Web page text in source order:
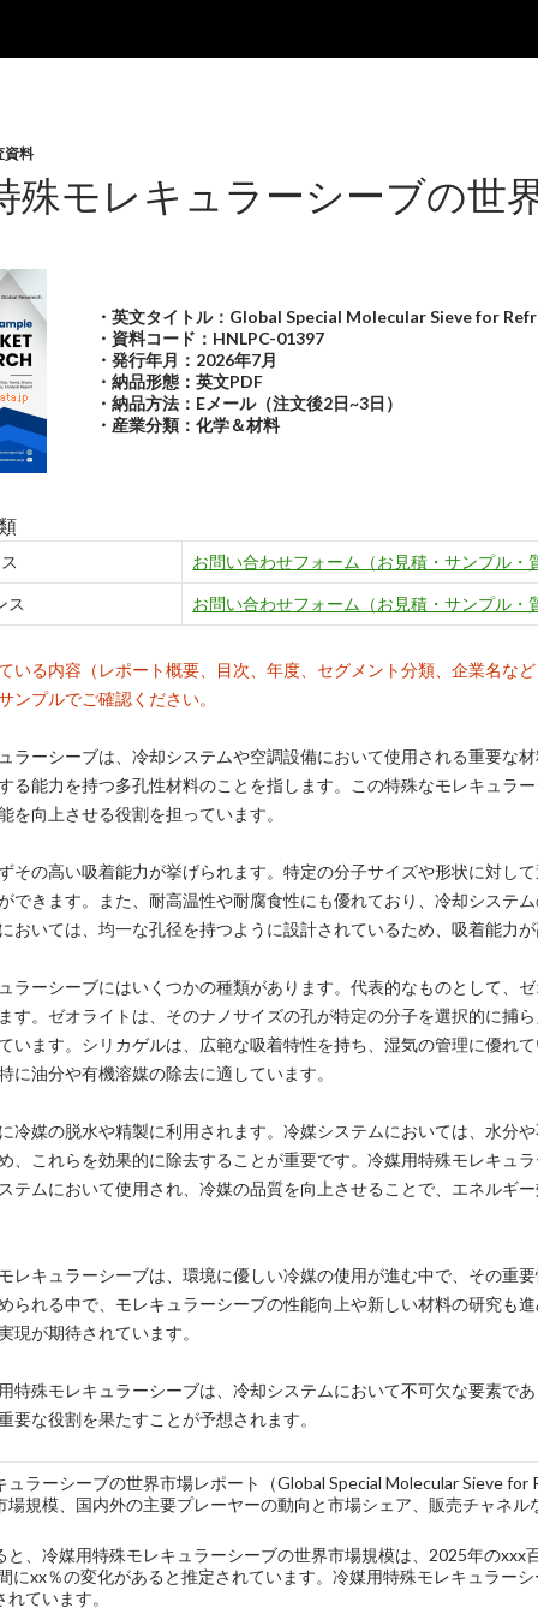
資料
殊モレキュラーシーブの世
・英文タイトル：Global Special Molecular Sieve for
・資料コード：HNLPC-01397
・発行年月：2026年7月
・納品形態：英文PDF
・納品方法：Eメール（注文後2日~3日）
・産業分類：化学＆材料
お問い合わせフォーム（お見積・サンプル・
ス お問い合わせフォーム（お見積・サンプル・
いる内容（レポート概要、目次、年度、セグメント分類、企業名な
ンプルでご確認ください。
ラーシーブは、冷却システムや空調設備において使用される重要な
る能力を持つ多孔性材料のことを指します。この特殊なモレキュラ
を向上させる役割を担っています。
その高い吸着能力が挙げられます。特定の分子サイズや形状に対し
できます。また、耐高温性や耐腐食性にも優れており、冷却システ
おいては、均一な孔径を持つように設計されているため、吸着能力
ラーシーブにはいくつかの種類があります。代表的なものとして、
す。ゼオライトは、そのナノサイズの孔が特定の分子を選択的に捕
います。シリカゲルは、広範な吸着特性を持ち、湿気の管理に優れ
に油分や有機溶媒の除去に適しています。
冷媒の脱水や精製に利用されます。冷媒システムにおいては、水分
、これらを効果的に除去することが重要です。冷媒用特殊モレキュ
テムにおいて使用され、冷媒の品質を向上させることで、エネルギ
レキュラーシーブは、環境に優しい冷媒の使用が進む中で、その重
られる中で、モレキュラーシーブの性能向上や新しい材料の研究も
現が期待されています。
特殊モレキュラーシーブは、冷却システムにおいて不可欠な要素で
要な役割を果たすことが予想されます。
ュラーシーブの世界市場レポート（Global Special Molecular Sieve
場規模、国内外の主要プレーヤーの動向と市場シェア、販売チャネ
と、冷媒用特殊モレキュラーシーブの世界市場規模は、2025年の
にxx％の変化があると推定されています。冷媒用特殊モレキュラー
ています。